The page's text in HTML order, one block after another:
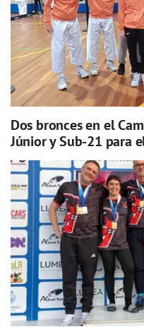
Dos bronces en el
Júnior y Sub-21 para